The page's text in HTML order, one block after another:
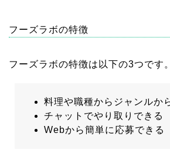
フーズラボの特徴
フーズラボの特徴は以下の3つです。
料理や職種からジャンルか
チャットでやり取りできる
Webから簡単に応募できる